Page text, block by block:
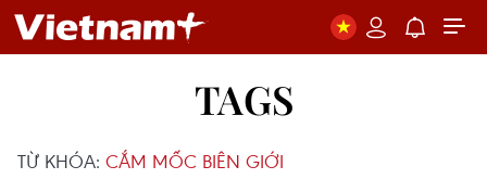
TAGS
TỪ KHÓA: CẮM MỐC BIÊN GIỚI